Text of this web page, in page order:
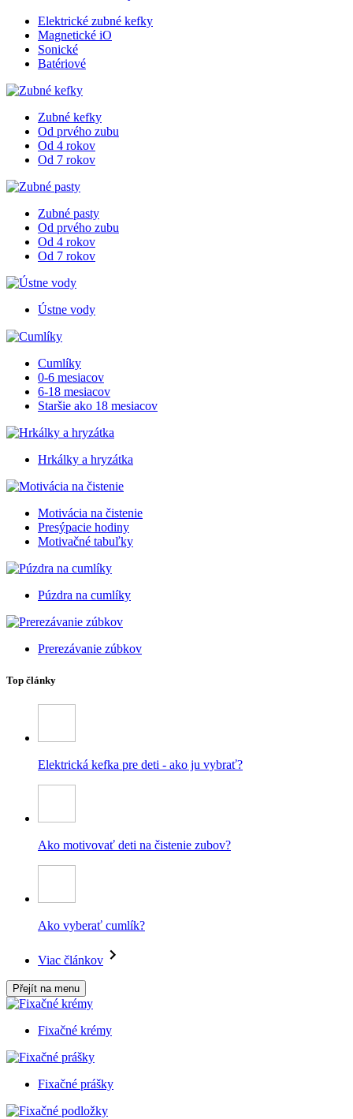
Elektrické zubné kefky
Magnetické iO
Sonické
Batériové
Zubné kefky
Od prvého zubu
Od 4 rokov
Od 7 rokov
Zubné pasty
Od prvého zubu
Od 4 rokov
Od 7 rokov
Ústne vody
Cumlíky
0-6 mesiacov
6-18 mesiacov
Staršie ako 18 mesiacov
Hrkálky a hryzátka
Motivácia na čistenie
Presýpacie hodiny
Motivačné tabuľky
Púzdra na cumlíky
Prerezávanie zúbkov
Top články
Elektrická kefka pre deti - ako ju vybrať?
Ako motivovať deti na čistenie zubov?
Ako vyberať cumlík?
Viac článkov
Přejít na menu
Fixačné krémy
Fixačné prášky